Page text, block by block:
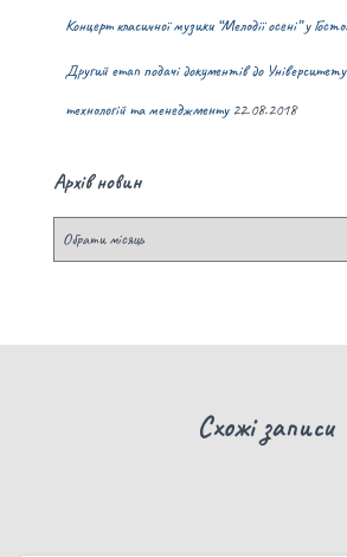
Концерт класичної музики “Мелодії осені” у
Другий етап подачі документів до
технологій та менеджменту 22.08.2018
Архів новин
Схожі записи